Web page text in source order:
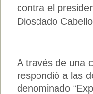
contra el
Diosdado
A través de una
respondió a las
denominado